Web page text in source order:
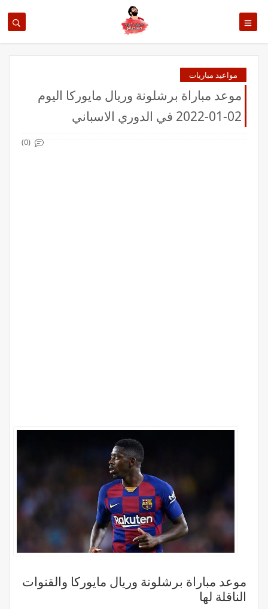
مواعيد مباريات
موعد مباراة برشلونة وريال مايوركا اليوم
02-01-2022 في الدوري الاسباني
(0)
موعد مباراة برشلونة وريال مايوركا والقنوات
الناقلة لها